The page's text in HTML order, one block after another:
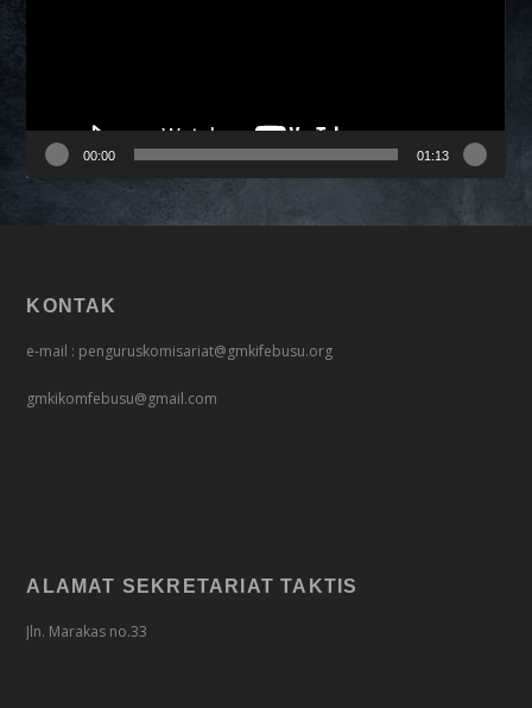
00:00 01:13
KONTAK
e-mail : penguruskomisariat@gmkifebusu.org
gmkikomfebusu@gmail.com
ALAMAT SEKRETARIAT TAKTIS
Jln. Marakas no.33